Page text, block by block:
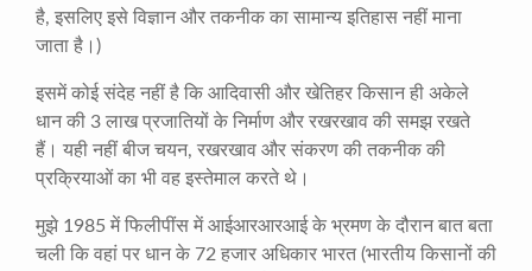
है, इसलिए इसे विज्ञान और तकनीक का सामान्य इतिहास नहीं माना
जाता है।)
इसमें कोई संदेह नहीं है कि आदिवासी और खेतिहर किसान ही अकेले
धान की 3 लाख प्रजातियों के निर्माण और रखरखाव की समझ रखते
हैं। यही नहीं बीज चयन, रखरखाव और संकरण की तकनीक की
प्रक्रियाओं का भी वह इस्तेमाल करते थे।
मुझे 1985 में फिलीपींस में आईआरआरआई के भ्रमण के दौरान बात बता
चली कि वहां पर धान के 72 हजार अधिकार भारत (भारतीय किसानों की